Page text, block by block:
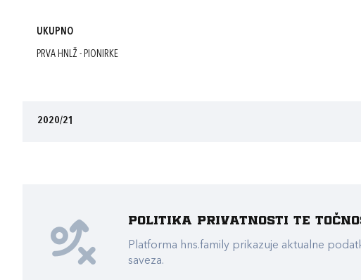
UKUPNO
PRVA HNLŽ - PIONIRKE
2020/21
Politika privatnosti te
Platforma hns.family prikazuje aktualne
saveza.